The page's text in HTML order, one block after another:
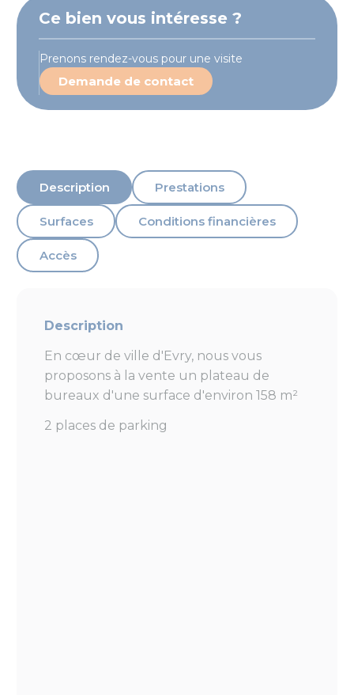
Ce bien vous intéresse ?
Prenons rendez-vous pour une visite
Demande de contact
Description Prestations
Surfaces Conditions financières
Accès
Description
En cœur de ville d'Evry, nous vous
proposons à la vente un plateau de
bureaux d'une surface d'environ 158 m²
2 places de parking